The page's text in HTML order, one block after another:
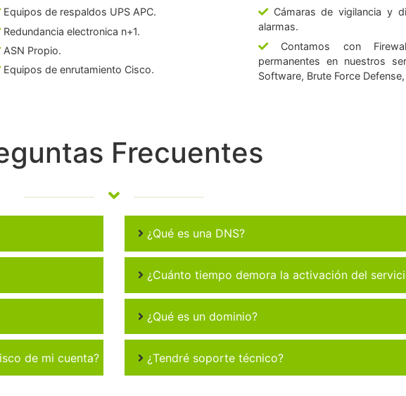
Equipos de respaldos UPS APC.
Redundancia electronica n+1.
ASN Propio.
Equipos de enrutamiento Cisco.
Cámaras de vigilancia y
alarmas.
Contamos con
permanentes en nuestros
Software, Brute Force
Frecuentes
de mi cuenta?
¿Qué es una DNS?
¿Cuánto tiempo demora la activación del
¿Qué es un dominio?
¿Tendré soporte técnico?